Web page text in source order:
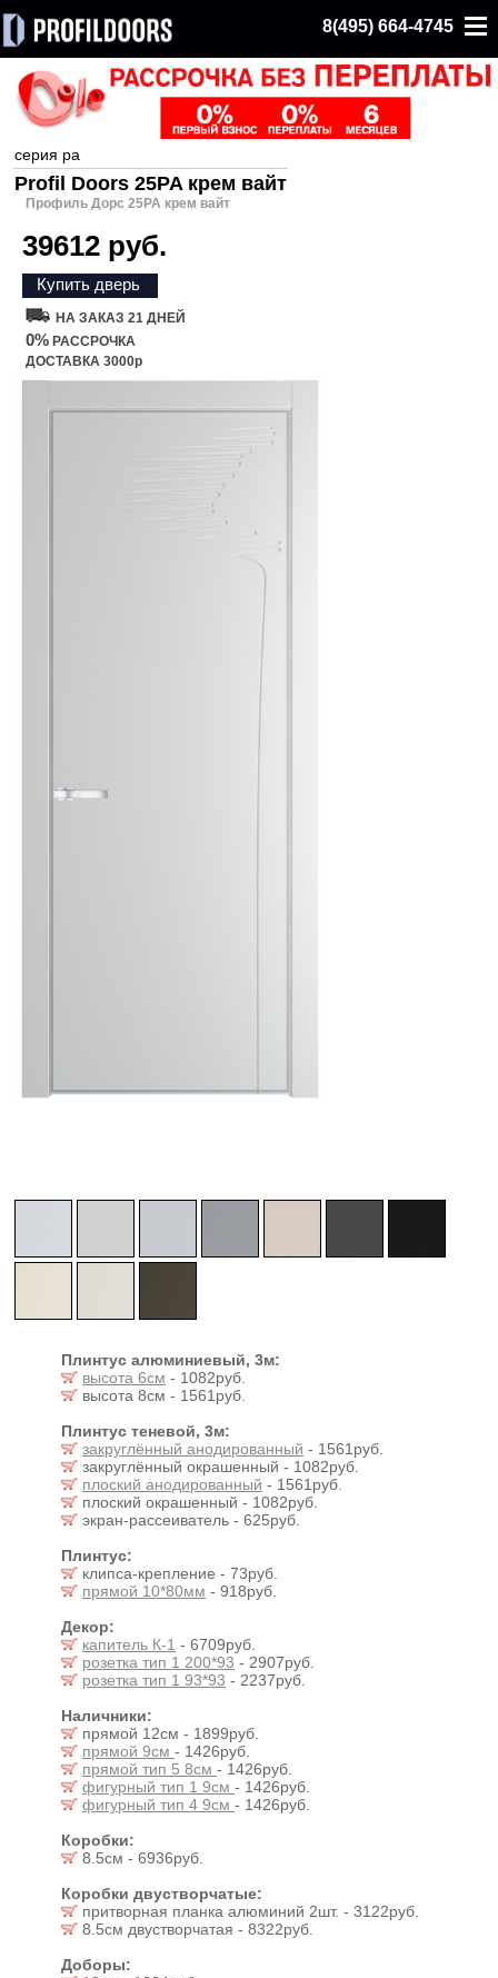
8(495) 664-4745
серия pa
Profil Doors 25PA крем вайт
Профиль Дорс 25PA крем вайт
39612 руб.
Купить дверь
НА ЗАКАЗ 21 ДНЕЙ
0% РАССРОЧКА
ДОСТАВКА 3000р
Плинтус алюминиевый, 3м:
высота 6см - 1082руб.
высота 8см - 1561руб.
Плинтус теневой, 3м:
закруглённый анодированный - 1561руб.
закруглённый окрашенный - 1082руб.
плоский анодированный - 1561руб.
плоский окрашенный - 1082руб.
экран-рассеиватель - 625руб.
Плинтус:
клипса-крепление - 73руб.
прямой 10*80мм - 918руб.
Декор:
капитель К-1 - 6709руб.
розетка тип 1 200*93 - 2907руб.
розетка тип 1 93*93 - 2237руб.
Наличники:
прямой 12см - 1899руб.
прямой 9см - 1426руб.
прямой тип 5 8см - 1426руб.
фигурный тип 1 9см - 1426руб.
фигурный тип 4 9см - 1426руб.
Коробки:
8.5см - 6936руб.
Коробки двустворчатые:
притворная планка алюминий 2шт. - 3122руб.
8.5см двустворчатая - 8322руб.
Доборы: